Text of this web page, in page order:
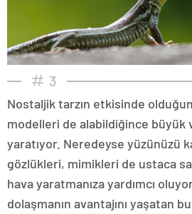
3
Nostaljik tarzın etkisinde
modelleri de alabildiğince büyük
yaratıyor. Neredeyse yüzünüzü
gözlükleri, mimikleri de ustaca
hava yaratmanıza yardımcı
dolaşmanın avantajını yaşatan